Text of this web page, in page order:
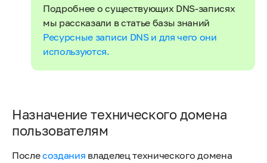
Подробнее о существующих DNS-записях
мы рассказали в статье базы знаний
Ресурсные записи DNS и для чего они
используются.
Назначение технического домена
пользователям
Послесоздания владелец технического домена